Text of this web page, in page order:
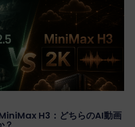
H3：どちらのAI動画